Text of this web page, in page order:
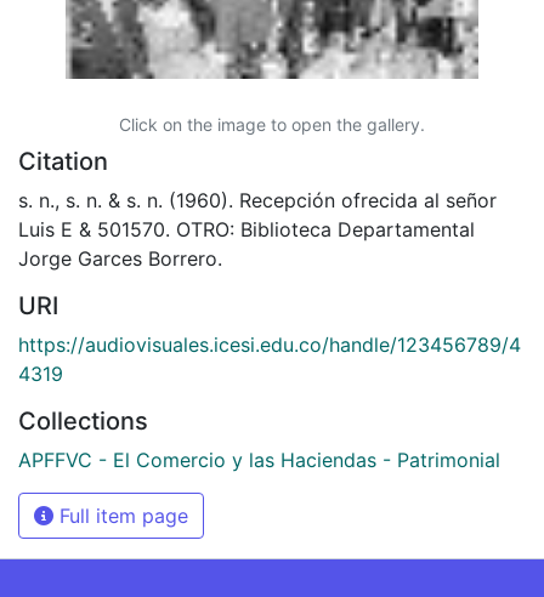
Click on the image to open the gallery.
Citation
s. n., s. n. & s. n. (1960). Recepción ofrecida al señor
Luis E & 501570. OTRO: Biblioteca Departamental
Jorge Garces Borrero.
URI
https://audiovisuales.icesi.edu.co/handle/123456789/4
4319
Collections
APFFVC - El Comercio y las Haciendas - Patrimonial
Full item page